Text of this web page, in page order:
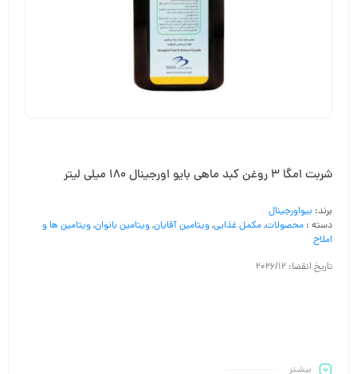
شربت امگا 3 روغن کبد ماهی بایو اورجینال 180 میلی لیتر
برند: بیواورجینال
دسته : محصولات,مکمل غذایی,ویتامین آقایان,ویتامین بانوان,ویتامین ها و
املاح
تاریخ انقضا: 2026/12
بیشـتر